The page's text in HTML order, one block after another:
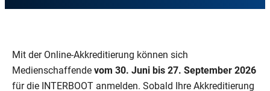
Mit der Online-Akkreditierung können sich
Medienschaffende vom 30. Juni bis 27. September 2026
für die INTERBOOT anmelden. Sobald Ihre Akkreditierung